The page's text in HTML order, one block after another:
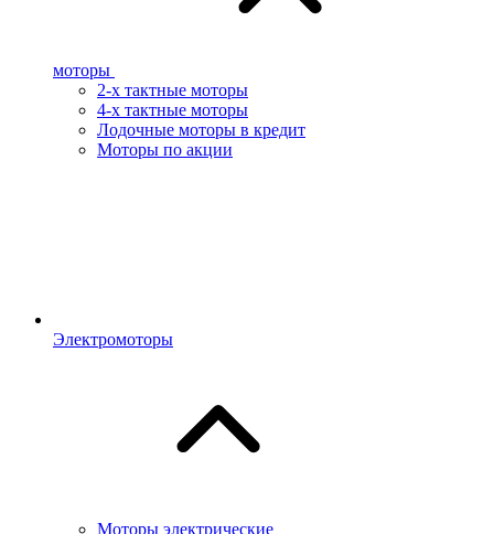
моторы
2-х тактные моторы
4-х тактные моторы
Лодочные моторы в кредит
Моторы по акции
Электромоторы
Моторы электрические